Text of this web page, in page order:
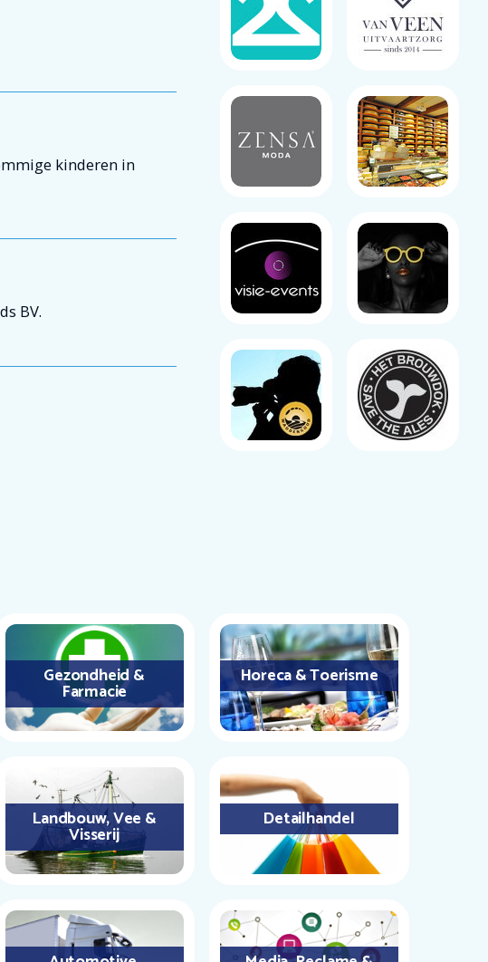
kinderen in
BV.
Gezondheid &
Farmacie
Horeca & Toerisme
Landbouw, Vee &
Visserij
Detailhandel